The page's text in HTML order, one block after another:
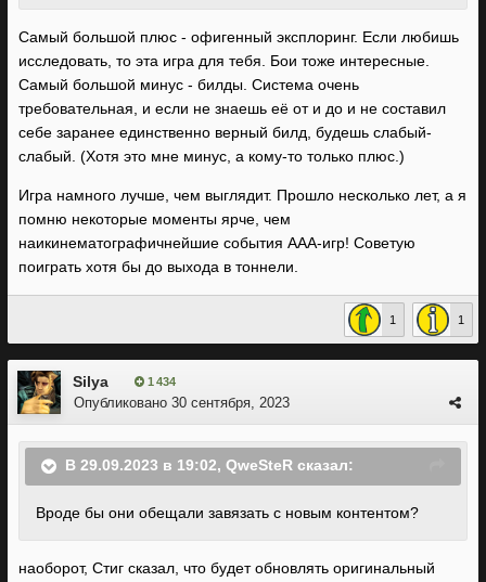
Самый большой плюс - офигенный эксплоринг. Если любишь
исследовать, то эта игра для тебя. Бои тоже интересные.
Самый большой минус - билды. Система очень
требовательная, и если не знаешь её от и до и не составил
себе заранее единственно верный билд, будешь слабый-
слабый. (Хотя это мне минус, а кому-то только плюс.)
Игра намного лучше, чем выглядит. Прошло несколько лет, а я
помню некоторые моменты ярче, чем
наикинематографичнейшие события ААА-игр! Советую
поиграть хотя бы до выхода в тоннели.
1 1
Silya 1 434
Опубликовано 30 сентября, 2023
В 29.09.2023 в 19:02, QweSteR сказал:
Вроде бы они обещали завязать с новым контентом?
наоборот, Стиг сказал, что будет обновлять оригинальный